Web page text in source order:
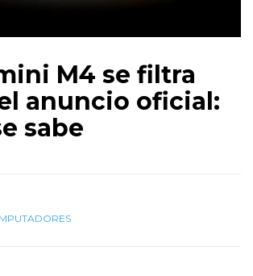
M4 se filtra
anuncio oficial:
sabe